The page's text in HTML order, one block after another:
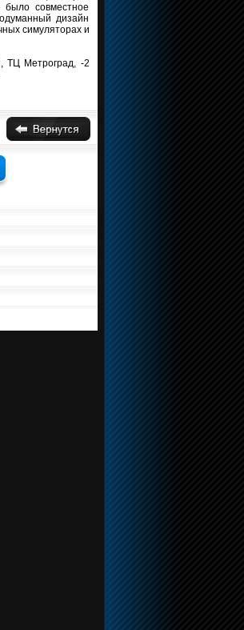
совместное
дизайн
симуляторах и
ТЦ Метроград, -2